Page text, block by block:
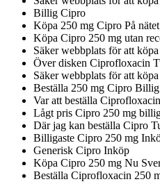
Billig Cipro
Köpa 250 mg Cipro På
Köpa Cipro 250 mg utan
Säker webbplats för att
Över disken Ciprofloxacin
Säker webbplats för att
Beställa 250 mg Cipro Billig
Var att beställa
Lågt pris Cipro 250 mg
Där jag kan beställa Cipro
Billigaste Cipro 250 mg
Generisk Cipro Inköp
Köpa Cipro 250 mg Nu
Beställa Ciprofloxacin 250